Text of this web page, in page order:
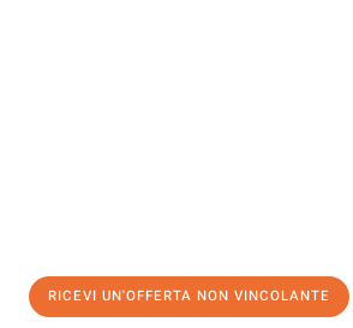
RICEVI UN'OFFERTA NON VINCOLANTE